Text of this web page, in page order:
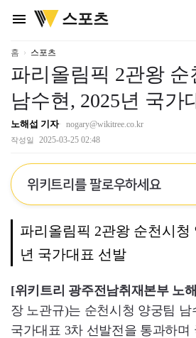
menu
위
키
스포츠
홈 스포츠
파리올림픽 2관왕 순
남수현, 2025년 국가
노해섭 기자 nogary@wikitree.co.kr
작성일 2025-03-25 02:48
위키트리를 팔로우하세요
파리올림픽 2관왕 순천시청
년 국가대표 선발
[위키트리 광주전남취재본부 노
장 노관규)는 순천시청 양궁팀 남
국가대표 3차 선발전을 통과하며